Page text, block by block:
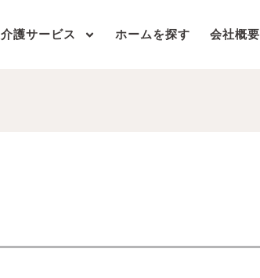
介護サービス ホームを探す 会社概要